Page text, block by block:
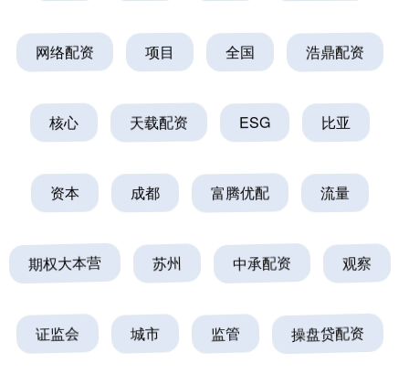
网络配资 项目 全国 浩鼎配资
核心 天载配资 ESG 比亚
资本 成都 富腾优配 流量
期权大本营 苏州 中承配资 观察
证监会 城市 监管 操盘贷配资